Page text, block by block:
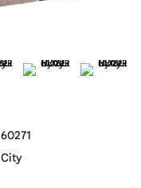
60271
City